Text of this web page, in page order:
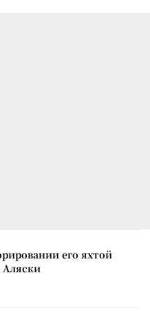
его яхтой
Аляски